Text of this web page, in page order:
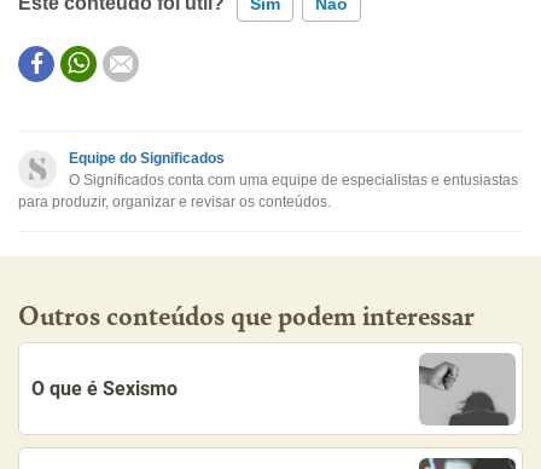
Este conteúdo não tem a informação que procuro
Outro
Equipe do Significados
O Significados conta com uma equipe de especialistas e entusiastas
para produzir, organizar e revisar os conteúdos.
Outros conteúdos que podem interessar
O que é Sexismo